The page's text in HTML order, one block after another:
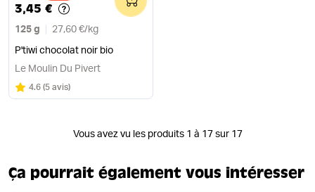
3,45 €
125 g 27,60 €/ kg
P'tiwi chocolat noir bio
Le Moulin Du Pivert
Note
4.6 sur 5
(5 avis)
Vous avez vu les produits 1 à 17 sur 17
Ça pourrait également vous intéresser